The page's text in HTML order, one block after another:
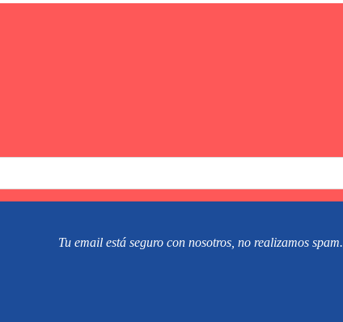
Tu email está seguro con nosotros, no realizamos spam.